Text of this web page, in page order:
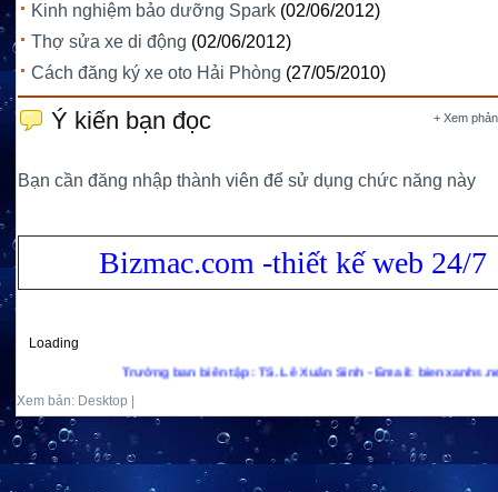
Kinh nghiệm bảo dưỡng Spark (02/06/2012)
Thợ sửa xe di động (02/06/2012)
Cách đăng ký xe oto Hải Phòng (27/05/2010)
+ Xem
Ý kiến bạn đọc
Bạn cần đăng nhập thành viên để sử dụng chức năng này
Bizmac.com -thiết kế web 24/7
Loading
Trưởng ban biên tập: TS. Lê Xuân Sinh - Email:
Xem bản: Desktop |